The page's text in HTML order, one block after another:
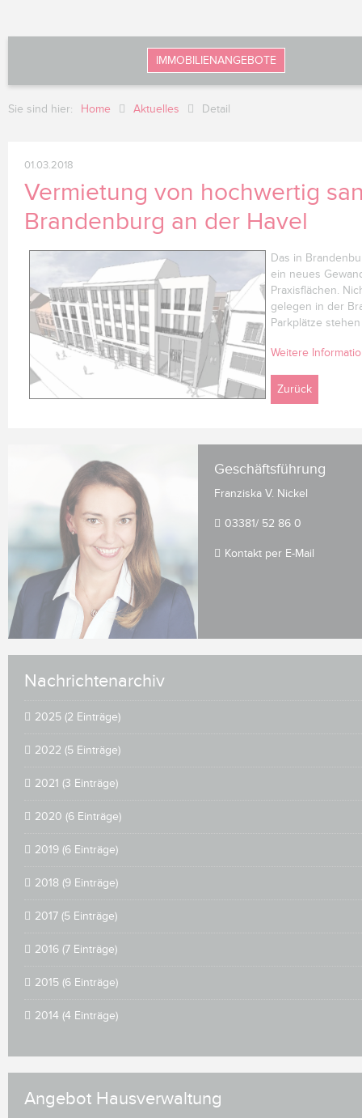
IMMOBILIENANGEBOTE
Sie sind hier: Home Aktuelles Detail
01.03.2018
Vermietung von hochwertig
Brandenburg an der Havel
Das in
ein neues
Praxisflächen.
gelegen in der
Parkplätze
Weitere
Zurück
Geschäftsführung
Franziska V. Nickel
03381/ 52 86 0
Kontakt per E-Mail
Nachrichtenarchiv
2025 (2 Einträge)
2022 (5 Einträge)
2021 (3 Einträge)
2020 (6 Einträge)
2019 (6 Einträge)
2018 (9 Einträge)
2017 (5 Einträge)
2016 (7 Einträge)
2015 (6 Einträge)
2014 (4 Einträge)
Angebot Hausverwaltung